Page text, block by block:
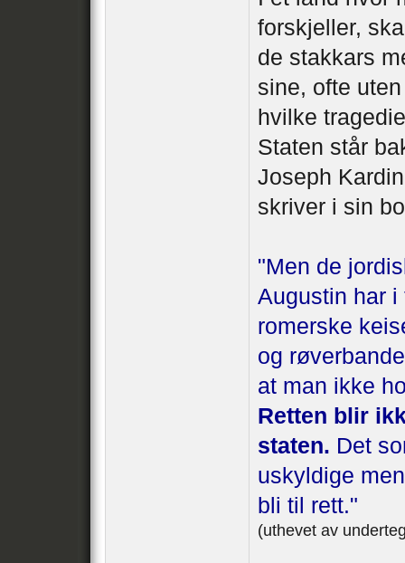
forskjeller,
de stakkars
sine, ofte
hvilke
Staten står
Joseph
skriver i sin
"Men de
Augustin har
romerske
og
at man ikke
Retten blir
staten. Det
uskyldige
bli til rett."
(uthevet av